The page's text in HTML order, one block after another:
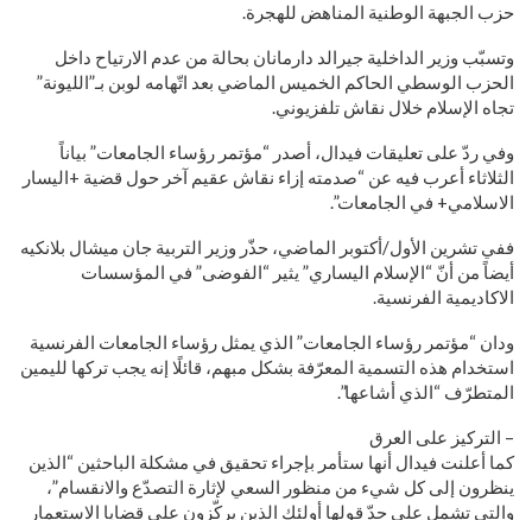
حزب الجبهة الوطنية المناهض للهجرة.
وتسبّب وزير الداخلية جيرالد دارمانان بحالة من عدم الارتياح داخل
الحزب الوسطي الحاكم الخميس الماضي بعد اتّهامه لوبن بـ”الليونة”
تجاه الإسلام خلال نقاش تلفزيوني.
وفي ردّ على تعليقات فيدال، أصدر “مؤتمر رؤساء الجامعات” بياناً
الثلاثاء أعرب فيه عن “صدمته إزاء نقاش عقيم آخر حول قضية +اليسار
الاسلامي+ في الجامعات”.
ففي تشرين الأول/أكتوبر الماضي، حذّر وزير التربية جان ميشال بلانكيه
أيضاً من أنّ “الإسلام اليساري” يثير “الفوضى” في المؤسسات
الاكاديمية الفرنسية.
ودان “مؤتمر رؤساء الجامعات” الذي يمثل رؤساء الجامعات الفرنسية
استخدام هذه التسمية المعرّفة بشكل مبهم، قائلًا إنه يجب تركها لليمين
المتطرّف “الذي أشاعها”.
– التركيز على العرق
كما أعلنت فيدال أنها ستأمر بإجراء تحقيق في مشكلة الباحثين “الذين
ينظرون إلى كل شيء من منظور السعي لإثارة التصدّع والانقسام”،
والتي تشمل على حدّ قولها أولئك الذين يركّزون على قضايا الاستعمار